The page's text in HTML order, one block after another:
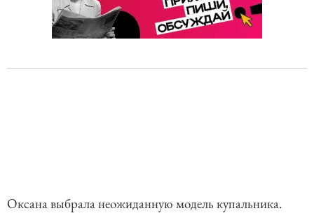
Оксана выбрала неожиданную модель купальника.